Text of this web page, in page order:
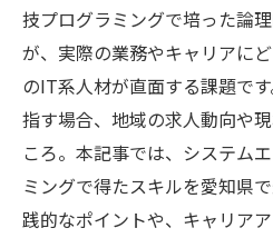
技プログラミングで培った論
が、実際の業務やキャリアに
のIT系人材が直面する課題で
指す場合、地域の求人動向や
ころ。本記事では、システム
ミングで得たスキルを愛知県
践的なポイントや、キャリア